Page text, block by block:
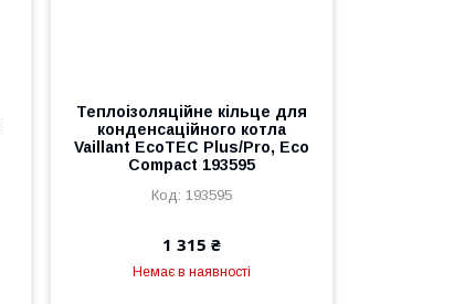
Теплоізоляційне кільце для
конденсаційного котла
Vaillant EcoTEC Plus/Pro, Eco
Compact 193595
193595
1 315 ₴
Немає в наявності